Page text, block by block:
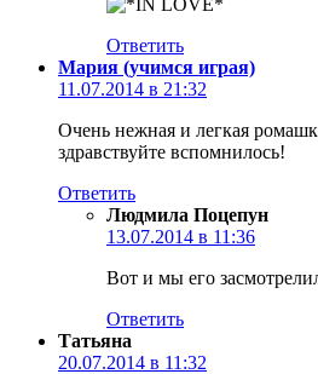
Ответить
Мария (учимся играя)
11.07.2014 в 21:32
Очень нежная и легкая
здравствуйте вспомнилось!
Ответить
Людмила Поцепун
13.07.2014 в 11:36
Вот и мы его
Ответить
Татьяна
20.07.2014 в 11:32